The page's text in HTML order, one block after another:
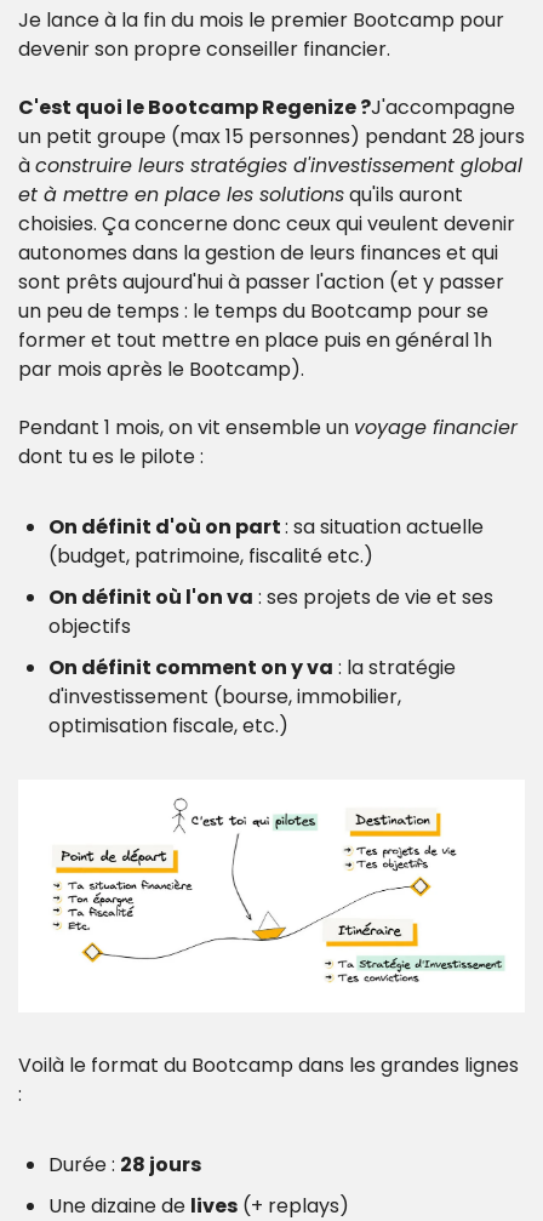
Je lance à la fin du mois le premier Bootcamp pour
devenir son propre conseiller financier.
C'est quoi le Bootcamp Regenize ?J'accompagne
un petit groupe (max 15 personnes) pendant 28 jours
à construire leurs stratégies d'investissement global
et à mettre en place les solutions qu'ils auront
choisies. Ça concerne donc ceux qui veulent devenir
autonomes dans la gestion de leurs finances et qui
sont prêts aujourd'hui à passer l'action (et y passer
un peu de temps : le temps du Bootcamp pour se
former et tout mettre en place puis en général 1h
par mois après le Bootcamp).
Pendant 1 mois, on vit ensemble un voyage financier
dont tu es le pilote :
On définit d'où on part : sa situation actuelle
(budget, patrimoine, fiscalité etc.)
On définit où l'on va : ses projets de vie et ses
objectifs
On définit comment on y va : la stratégie
d'investissement (bourse, immobilier,
optimisation fiscale, etc.)
Voilà le format du Bootcamp dans les grandes lignes
:
Durée : 28 jours
Une dizaine de lives (+ replays)